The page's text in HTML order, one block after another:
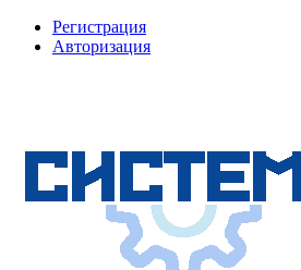
Регистрация
Авторизация